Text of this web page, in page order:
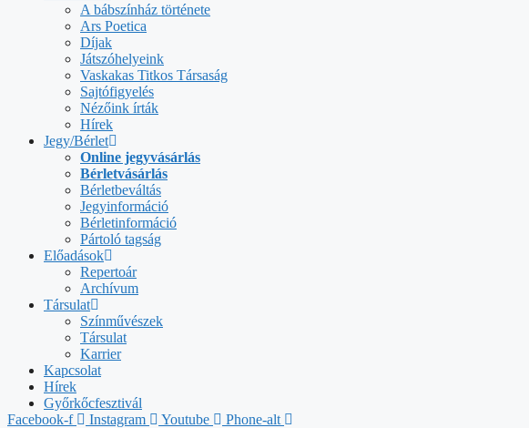
A bábszínház története
Ars Poetica
Díjak
Játszóhelyeink
Vaskakas Titkos Társaság
Sajtófigyelés
Nézőink írták
Hírek
Jegy/Bérlet
Online jegyvásárlás
Bérletvásárlás
Bérletbeváltás
Jegyinformáció
Bérletinformáció
Pártoló tagság
Előadások
Repertoár
Archívum
Társulat
Színművészek
Társulat
Karrier
Kapcsolat
Hírek
Győrkőcfesztivál
Facebook-f
Instagram Youtube Phone-alt